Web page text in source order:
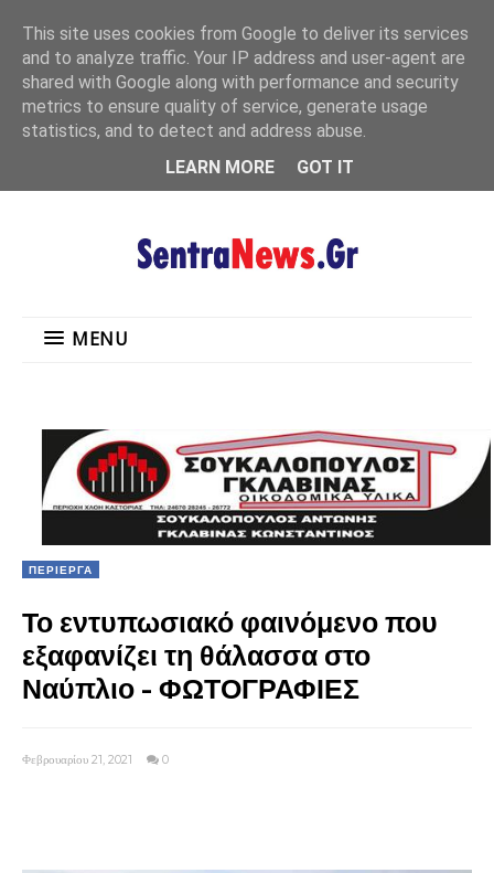
MENU
MENU
ΠΕΡΙΕΡΓΑ
Το εντυπωσιακό φαινόμενο που
εξαφανίζει τη θάλασσα στο
Ναύπλιο - ΦΩΤΟΓΡΑΦΙΕΣ
Φεβρουαρίου 21, 2021 0
This site uses cookies from Google to deliver its services
and to analyze traffic. Your IP address and user-agent are
shared with Google along with performance and security
metrics to ensure quality of service, generate usage
statistics, and to detect and address abuse.
LEARN MORE
GOT IT